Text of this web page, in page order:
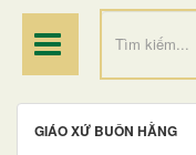
GIÁO XỨ BUÔN HẰNG